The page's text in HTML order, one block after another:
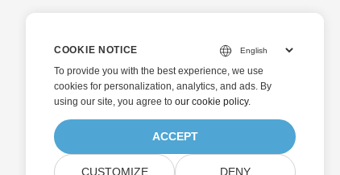
COOKIE NOTICE
To provide you with the best experience, we use
cookies for personalization, analytics, and ads. By
using our site, you agree to our cookie policy.
ACCEPT
CUSTOMIZE DENY